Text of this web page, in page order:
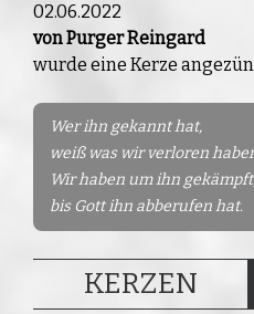
02.06.2022
von Purger Reingard
wurde eine Kerze
Wer ihn gekannt hat,
weiß was wir verloren
Wir haben um ihn
bis Gott ihn abberufen hat.
KERZEN